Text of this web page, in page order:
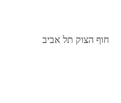
חוף הצוק תל אביב